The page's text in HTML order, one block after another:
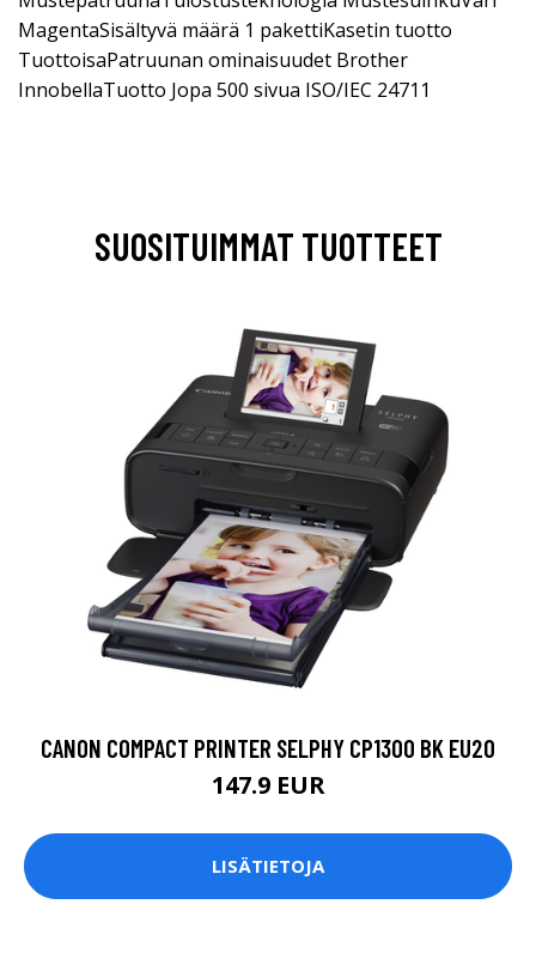
MagentaSisältyvä määrä 1 pakettiKasetin tuotto
TuottoisaPatruunan ominaisuudet Brother
InnobellaTuotto Jopa 500 sivua ISO/IEC 24711
SUOSITUIMMAT TUOTTEET
CANON COMPACT PRINTER SELPHY CP1300 BK EU20
147.9 EUR
LISÄTIETOJA